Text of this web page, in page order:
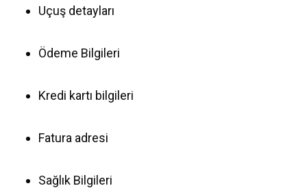
Uçuş detayları
Ödeme Bilgileri
Kredi kartı bilgileri
Fatura adresi
Sağlık Bilgileri